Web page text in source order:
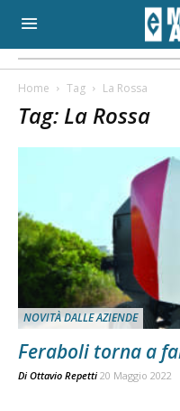
Home Tag La Rossa
Tag: La Rossa
NOVITÀ DALLE AZIENDE
Feraboli torna a
Di Ottavio Repetti 20 Maggio 2022